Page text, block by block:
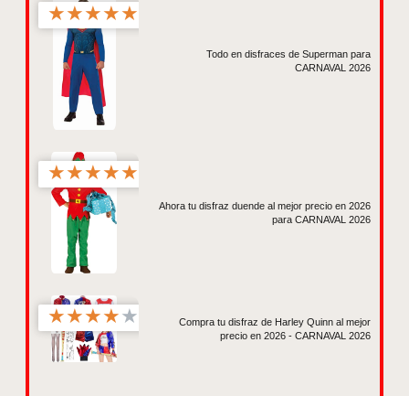
★★★★★
Todo en disfraces de Superman para
CARNAVAL 2026
★★★★★
Ahora tu disfraz duende al mejor precio en 2026
para CARNAVAL 2026
★★★★★
Compra tu disfraz de Harley Quinn al mejor
precio en 2026 - CARNAVAL 2026